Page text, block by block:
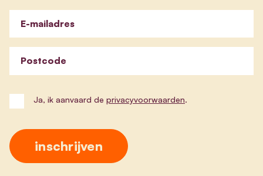
E-mailadres
Postcode
Ja, ik aanvaard de privacyvoorwaarden.